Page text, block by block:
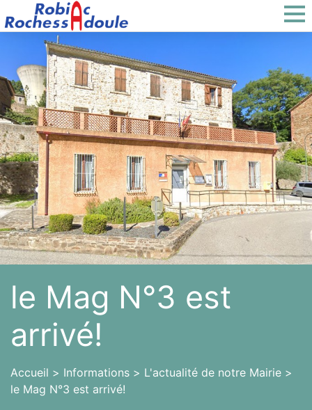
le Mag N°3 est
arrivé!
Accueil Informations
L'actualité de notre Mairie
le Mag N°3 est arrivé!